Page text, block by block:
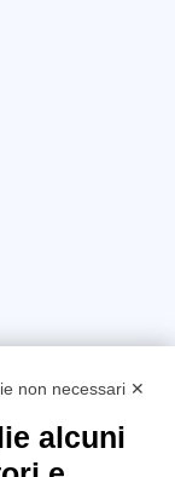
non necessari ✕
alcuni